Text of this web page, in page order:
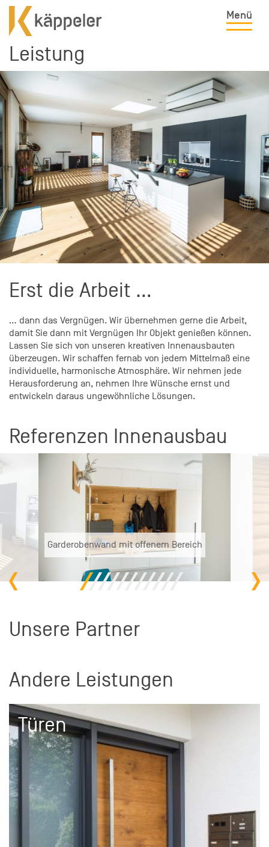
Menü
Leistung
Erst die Arbeit …
… dann das Vergnügen. Wir übernehmen gerne die Arbeit,
damit Sie dann mit Vergnügen Ihr Objekt genießen können.
Lassen Sie sich von unseren kreativen Innenausbauten
überzeugen. Wir schaffen fernab von jedem Mittelmaß eine
individuelle, harmonische Atmosphäre. Wir nehmen jede
Herausforderung an, nehmen Ihre Wünsche ernst und
entwickeln daraus ungewöhnliche Lösungen.
Referenzen Innenausbau
Garderobenwand mit offenem Bereich
Unsere Partner
Andere Leistungen
Türen